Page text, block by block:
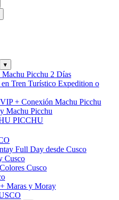
▾
Picchu 2 Días
Tren Turístico Expedition o
+ Conexión Machu Picchu
Machu Picchu
PICCHU
Full Day desde Cusco
Cusco
Cusco
Maras y Moray